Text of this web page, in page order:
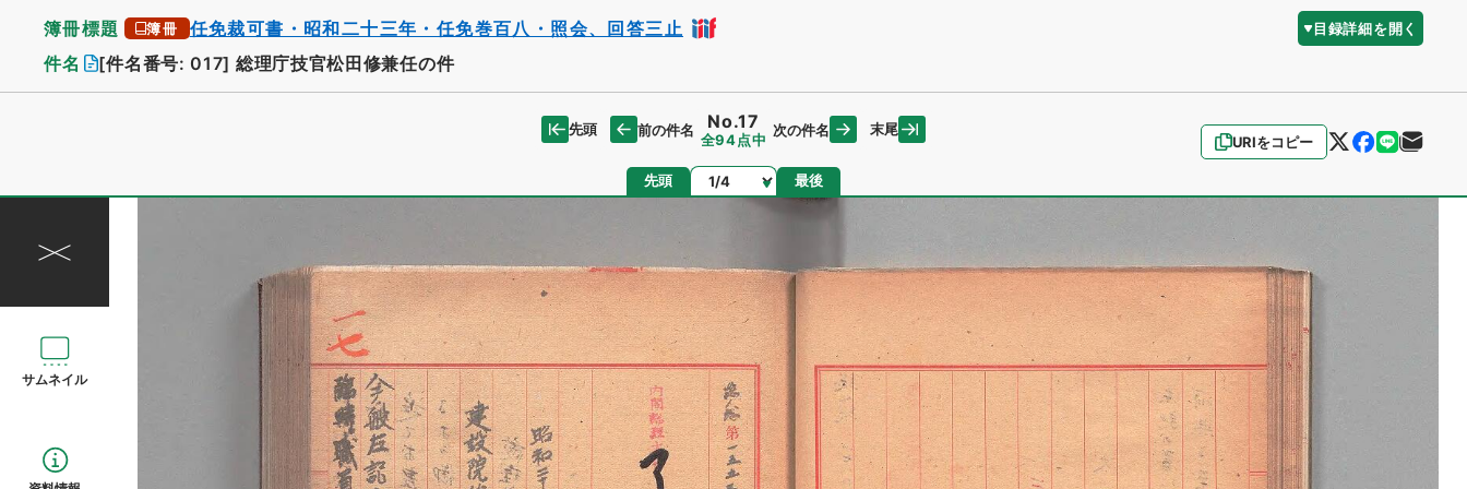
簿冊標題 簿冊 任免裁可書・昭和二十三年・任免巻百八・照会、回答三止 目録詳細を開く
件名 [件名番号: 017] 総理庁技官松田修兼任の件
URIをコピー
先頭 前の件名 No.17
全94点中
次の件名 末尾
先頭 ページ 最後
サムネイル